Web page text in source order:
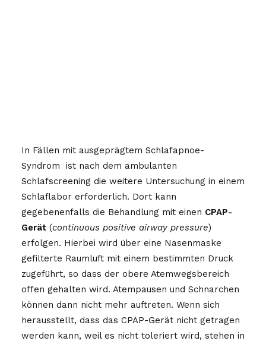
In Fällen mit ausgeprägtem Schlafapnoe-
Syndrom
ist nach dem ambulanten
Schlafscreening die weitere Untersuchung in einem
Schlaflabor erforderlich. Dort kann
gegebenenfalls die Behandlung mit einen CPAP-
Gerät (continuous positive airway pressure)
erfolgen. Hierbei wird über eine Nasenmaske
gefilterte Raumluft mit einem bestimmten Druck
zugeführt, so dass der obere Atemwegsbereich
offen gehalten wird. Atempausen und Schnarchen
können dann nicht mehr auftreten. Wenn sich
herausstellt, dass das CPAP-Gerät nicht getragen
werden kann, weil es nicht toleriert wird, stehen in